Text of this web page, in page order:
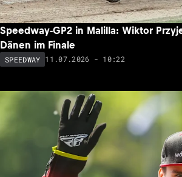
Speedway-GP2 in Malilla: Wiktor
Dänen im Finale
SPEEDWAY 11.07.2026 - 10:22